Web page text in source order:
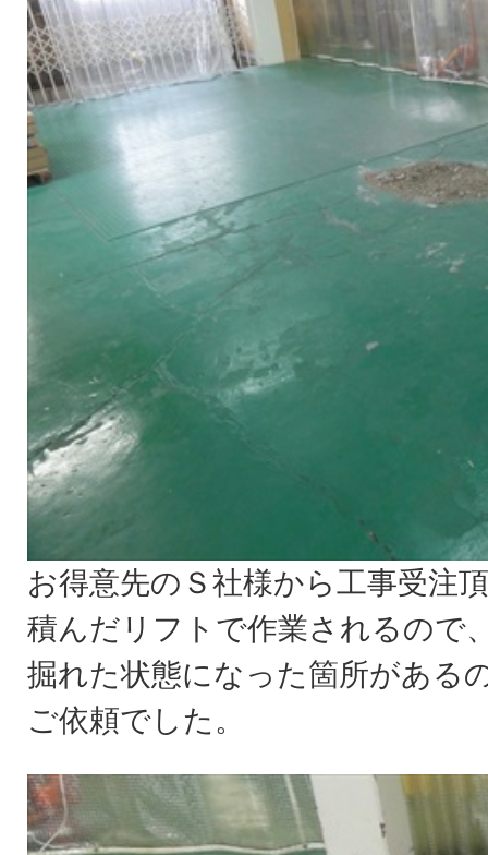
お得意先のＳ社様から工事受注
積んだリフトで作業されるので
掘れた状態になった箇所がある
ご依頼でした。